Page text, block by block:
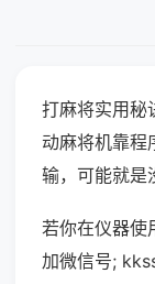
打麻将实用秘
动麻将机靠程
输，可能就是
若你在仪器使
加微信号;